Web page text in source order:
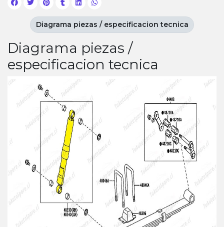
Diagrama piezas /
especificacion tecnica
Diagrama piezas / especificacion tecnica